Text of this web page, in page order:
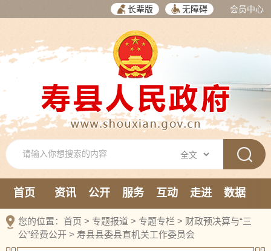
长辈版 无障碍 会员中心
首页 资讯 公开 服务 互动 走进
数据
新媒体
您的位置： 首页 > 专题报道 > 专题专栏 > 财政预决算与“三
公”经费公开 > 寿县县委县直机关工作委员会